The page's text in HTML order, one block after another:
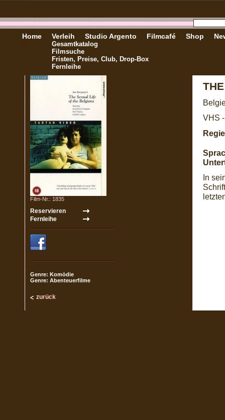
Home Verleih
Gesamtkatalog
Filmsuche
Fristen, Preise, Club, Drop-Box
Fernleihe
Studio Argento Filmcafé Shop
Film-Nr.: 1835
Genre: Komödie
Genre: Abenteuerfilme
zurück
VHS
In